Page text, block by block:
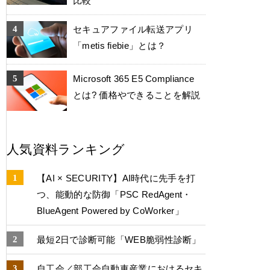
セキュアファイル転送アプリ
「metis fiebie」とは？
Microsoft 365 E5 Compliance
とは? 価格やできることを解説
人気資料ランキング
【AI × SECURITY】AI時代に先手を打
つ、能動的な防御「PSC RedAgent・
BlueAgent Powered by CoWorker」
最短2日で診断可能「WEB脆弱性診断」